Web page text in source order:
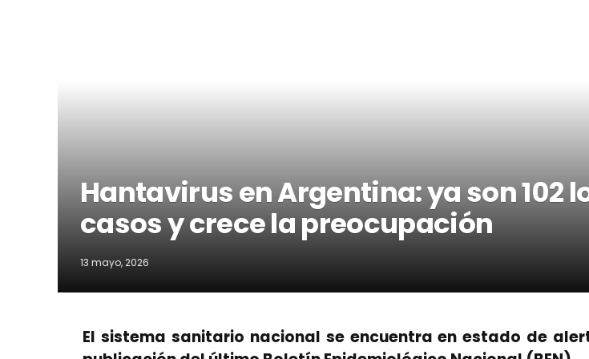
Hantavirus en Argentina: ya son 102
casos y crece la preocupación
13 mayo, 2026
El sistema sanitario nacional se encuentra en estado de